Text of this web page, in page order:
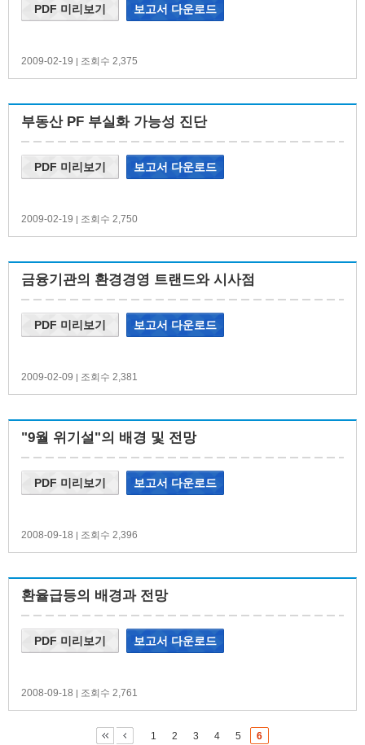
2009-02-19 | 조회수 2,375
PDF 미리보기 보고서 다운로드
부동산 PF 부실화 가능성 진단
2009-02-19 | 조회수 2,750
PDF 미리보기 보고서 다운로드
금융기관의 환경경영 트랜드와 시사점
2009-02-09 | 조회수 2,381
PDF 미리보기 보고서 다운로드
"9월 위기설"의 배경 및 전망
2008-09-18 | 조회수 2,396
PDF 미리보기 보고서 다운로드
환율급등의 배경과 전망
2008-09-18 | 조회수 2,761
PDF 미리보기 보고서 다운로드
1 2 3 4 5 6